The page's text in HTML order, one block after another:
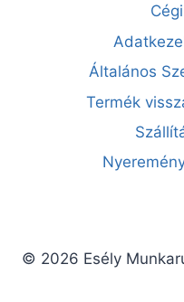
Általános
Termék
© 2026 Esély